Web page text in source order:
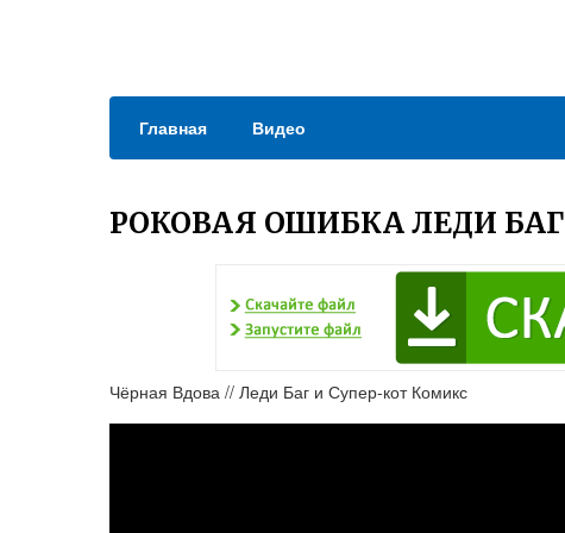
Главная Видео
РОКОВАЯ ОШИБКА ЛЕДИ БАГ
Чёрная Вдова // Леди Баг и Супер-кот Комикс